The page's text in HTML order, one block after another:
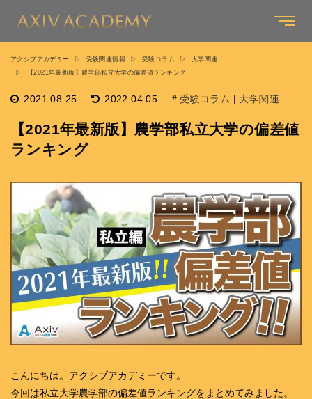
アクシブアカデミー 受験関連情報 受験コラム
大学関連
【2021年最新版】農学部私立大学の偏差値ランキング
2021.08.25 2022.04.05 受験コラム | 大学関連
【2021年最新版】農学部私立大学の偏差値
ランキング
こんにちは。アクシブアカデミーです。
今回は私立大学農学部の偏差値ランキングをまとめてみました。